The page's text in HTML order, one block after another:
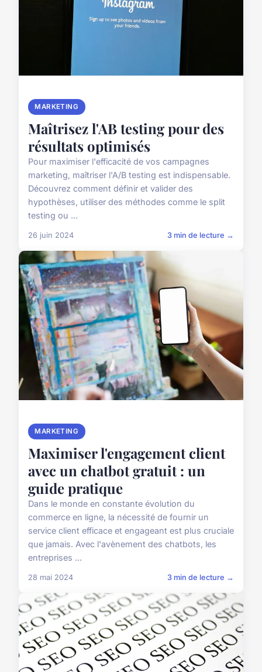
MARKETING
Maîtrisez l'AB testing pour des
résultats optimisés
Pour maximiser l'efficacité de vos campagnes
marketing, maîtriser l'A/B testing est indispensable.
Découvrez comment définir et valider des
hypothèses, utiliser des méthodes comme le split
testing ou ...
26 juin 2024 3 min de lecture →
MARKETING
Maximiser l'engagement client
avec un chatbot gratuit : un
guide pratique
Dans le monde en constante évolution du
commerce en ligne, la nécessité de fournir un
service client efficace et engageant est plus cruciale
que jamais. Avec l'avènement des chatbots, les
entreprises ...
28 mai 2024 3 min de lecture →